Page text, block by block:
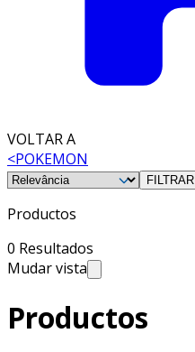
VOLTAR A
<POKEMON
FILTRAR
Productos
0 Resultados
Mudar vista
Productos